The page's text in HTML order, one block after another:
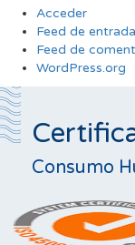
Acceder
Feed de
Feed de
WordPress.org
Consumo